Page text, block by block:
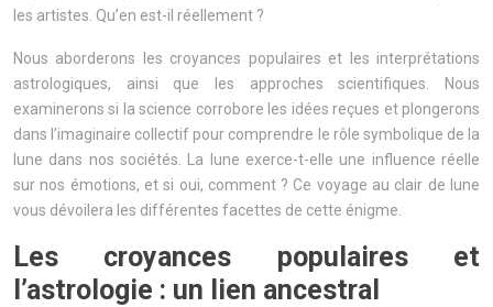
les artistes. Qu’en est-il réellement ?
Nous aborderons les croyances populaires et les interprétations
astrologiques, ainsi que les approches scientifiques. Nous
examinerons si la science corrobore les idées reçues et plongerons
dans l’imaginaire collectif pour comprendre le rôle symbolique de la
lune dans nos sociétés. La lune exerce-t-elle une influence réelle
sur nos émotions, et si oui, comment ? Ce voyage au clair de lune
vous dévoilera les différentes facettes de cette énigme.
Les croyances populaires et
l’astrologie : un lien ancestral